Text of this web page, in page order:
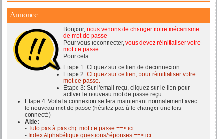
Annonce
Bonjour, nous venons de changer notre mécanisme
de mot de passe.
Pour vous reconnecter, vous devez réinitialiser votre
mot de passe.
Pour cela :
Etape 1: Cliquez sur ce lien de deconnexion
Etape 2: Cliquez sur ce lien, pour réinitialiser votre
mot de passe.
Etape 3: Sur l'email reçu, cliquez sur le lien pour
activer le nouveau mot de passe reçu.
Etape 4: Voila la connexion se fera maintenant normalement avec
le nouveau mot de passe (hésitez pas à le changer une fois
connecté)
Aide:
- Tuto pas à pas chg mot de passe ==> ici
- Index Alphabétique questions/réponses ==> ici